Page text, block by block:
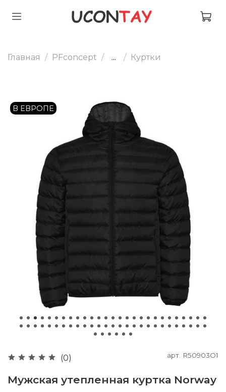
Главная PFconcept ... Куртки
В ЕВРОПЕ
(0) арт. R50903O1
Мужская утепленная куртка Norway